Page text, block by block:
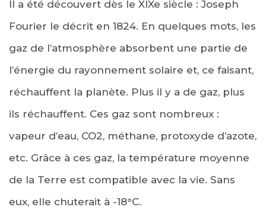
Il a été découvert dès le XIXe siècle : Joseph
Fourier le décrit en 1824. En quelques mots, les
gaz de l’atmosphère absorbent une partie de
l’énergie du rayonnement solaire et, ce faisant,
réchauffent la planète. Plus il y a de gaz, plus
ils réchauffent. Ces gaz sont nombreux :
vapeur d’eau, CO2, méthane, protoxyde d’azote,
etc. Grâce à ces gaz, la température moyenne
de la Terre est compatible avec la vie. Sans
eux, elle chuterait à -18°C.